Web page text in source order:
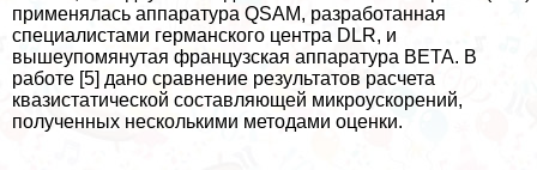
применялась аппаратура QSAM, разработанная
специалистами германского центра DLR, и
вышеупомянутая французская аппаратура ВЕТА. В
работе [5] дано сравнение результатов расчета
квазистатической составляющей микроускорений,
полученных несколькими методами оценки.